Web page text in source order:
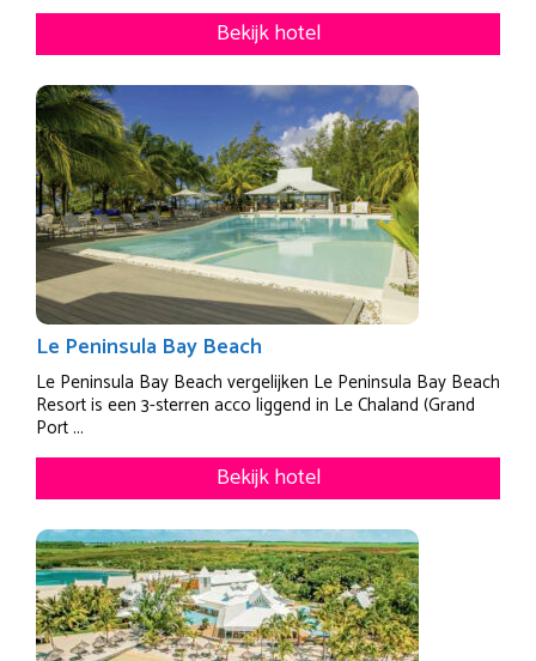
Bekijk hotel
Le Peninsula Bay Beach
Le Peninsula Bay Beach vergelijken Le Peninsula Bay Beach
Resort is een 3-sterren acco liggend in Le Chaland (Grand
Port ...
Bekijk hotel